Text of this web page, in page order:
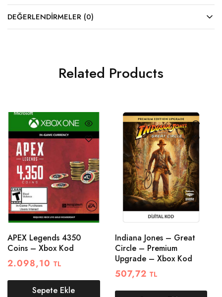
DEĞERLENDIRMELER (0)
Related Products
APEX Legends 4350
Coins – Xbox Kod
2.098,10 TL
Sepete Ekle
Indiana Jones – Great
Circle – Premium
Upgrade – Xbox Kod
507,72 TL